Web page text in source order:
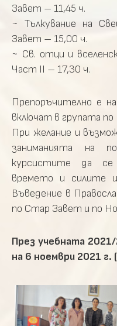
Завет – 11,45 ч.
~ Тълкувание на
Завет – 15,00 ч.
~ Св. отци и
Част II – 17,30 ч.
Препоръчително е
включат в групата
При желание и
заниманията на
курсистите да се
времето и силите
Въведение в
по Стар Завет и по
През учебната
на 6 ноември 2021 г.